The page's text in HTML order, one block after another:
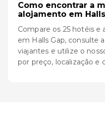
Como encontrar a
alojamento em
Compare os 25 hotéis
em Halls Gap, consulte
viajantes e utilize o
por preço, localização e